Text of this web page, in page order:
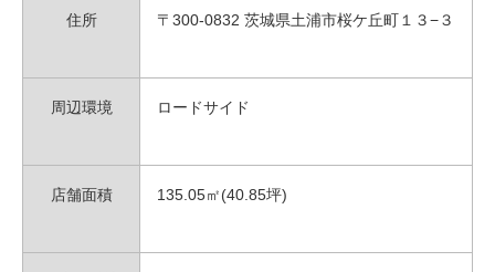
住所 〒 300-0832 茨城県土浦市桜ケ丘町１３−３
周辺環境 ロードサイド
店舗面積 135.05㎡(40.85坪)